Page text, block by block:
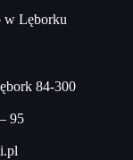
w Lęborku
84-300
95